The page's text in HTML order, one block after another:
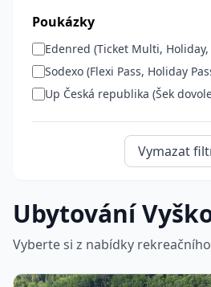
Poukázky
Edenred (Ticket Multi, Holiday,
Sodexo (Flexi Pass, Holiday
Up Česká republika (Šek
Vymazat
Ubytování
Vyberte si z nabídky